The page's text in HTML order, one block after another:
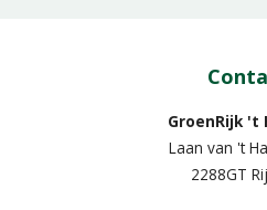
GroenRijk 't
Laan van 't
2288GT